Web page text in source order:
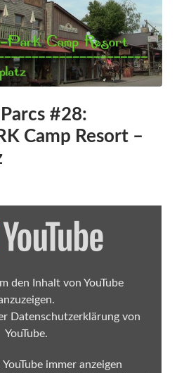
#28:
Camp Resort –
den Inhalt von YouTube
Datenschutzerklärung von
YouTube.
YouTube immer anzeigen